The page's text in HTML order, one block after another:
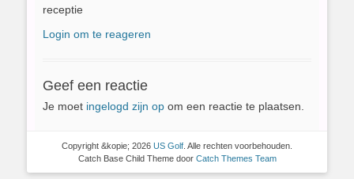
receptie
Login om te reageren
Geef een reactie
Je moet ingelogd zijn op om een reactie te plaatsen.
Copyright &kopie; 2026 US Golf . Alle rechten voorbehouden.
Catch Base Child Theme door Catch Themes Team